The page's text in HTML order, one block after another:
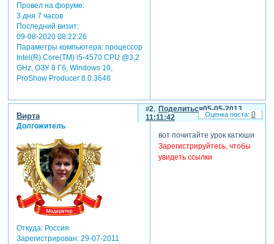
Провел на форуме:
3 дня 7 часов
Последний визит:
09-08-2020 08:22:26
Параметры компьютера:процессор
Intel(R) Core(TM) i5-4570 CPU @3,2
GHz, ОЗУ 8 Гб, Windows 10,
ProShow Producer 8.0.3648
Поделиться
2
05-05-2013
11:11:42
Вирта
Долгожитель
Откуда:Россия
Зарегистрирован: 29-07-2011
вот почитайте урок катюши
Зарегистрируйтесь, чтобы
увидеть ссылки
0